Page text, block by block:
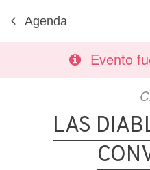
Agenda
Evento
LAS